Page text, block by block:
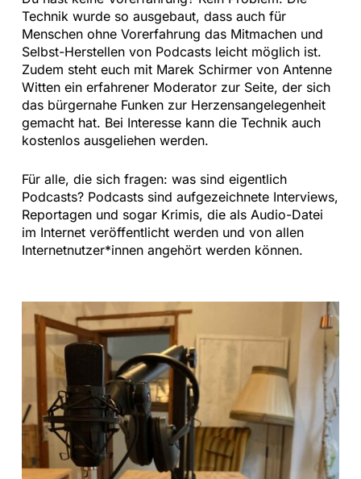
Technik wurde so ausgebaut, dass auch für
Menschen ohne Vorerfahrung das Mitmachen und
Selbst-Herstellen von Podcasts leicht möglich ist.
Zudem steht euch mit Marek Schirmer von Antenne
Witten ein erfahrener Moderator zur Seite, der sich
das bürgernahe Funken zur Herzensangelegenheit
gemacht hat. Bei Interesse kann die Technik auch
kostenlos ausgeliehen werden.
Für alle, die sich fragen: was sind eigentlich
Podcasts? Podcasts sind aufgezeichnete Interviews,
Reportagen und sogar Krimis, die als Audio-Datei
im Internet veröffentlicht werden und von allen
Internetnutzer*innen angehört werden können.